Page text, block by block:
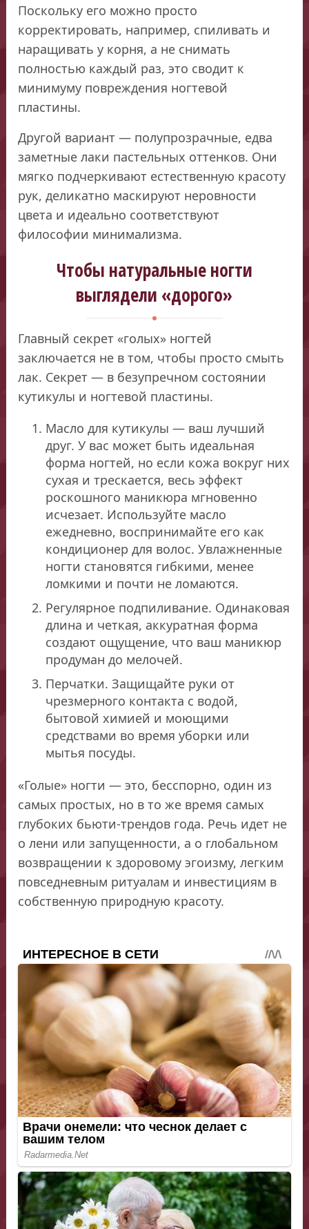
Поскольку его можно просто
корректировать, например, спиливать и
наращивать у корня, а не снимать
полностью каждый раз, это сводит к
минимуму повреждения ногтевой
пластины.
Другой вариант — полупрозрачные, едва
заметные лаки пастельных оттенков. Они
мягко подчеркивают естественную красоту
рук, деликатно маскируют неровности
цвета и идеально соответствуют
философии минимализма.
Чтобы натуральные ногти
выглядели «дорого»
Главный секрет «голых» ногтей
заключается не в том, чтобы просто смыть
лак. Секрет — в безупречном состоянии
кутикулы и ногтевой пластины.
Масло для кутикулы — ваш лучший
друг. У вас может быть идеальная
форма ногтей, но если кожа вокруг них
сухая и трескается, весь эффект
роскошного маникюра мгновенно
исчезает. Используйте масло
ежедневно, воспринимайте его как
кондиционер для волос. Увлажненные
ногти становятся гибкими, менее
ломкими и почти не ломаются.
Регулярное подпиливание. Одинаковая
длина и четкая, аккуратная форма
создают ощущение, что ваш маникюр
продуман до мелочей.
Перчатки. Защищайте руки от
чрезмерного контакта с водой,
бытовой химией и моющими
средствами во время уборки или
мытья посуды.
«Голые» ногти — это, бесспорно, один из
самых простых, но в то же время самых
глубоких бьюти-трендов года. Речь идет не
о лени или запущенности, а о глобальном
возвращении к здоровому эгоизму, легким
повседневным ритуалам и инвестициям в
собственную природную красоту.